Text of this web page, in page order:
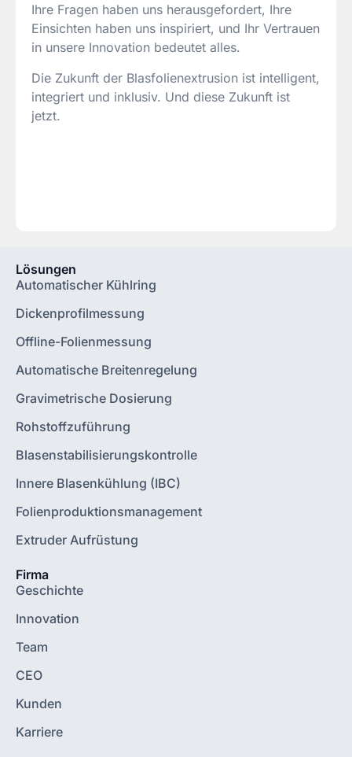
Ihre Fragen haben uns herausgefordert, Ihre
Einsichten haben uns inspiriert, und Ihr Vertrauen
in unsere Innovation bedeutet alles.
Die Zukunft der Blasfolienextrusion ist intelligent,
integriert und inklusiv. Und diese Zukunft ist
jetzt.
Lösungen
Automatischer Kühlring
Dickenprofilmessung
Offline-Folienmessung
Automatische Breitenregelung
Gravimetrische Dosierung
Rohstoffzuführung
Blasenstabilisierungskontrolle
Innere Blasenkühlung (IBC)
Folienproduktionsmanagement
Extruder Aufrüstung
Firma
Geschichte
Innovation
Team
CEO
Kunden
Karriere